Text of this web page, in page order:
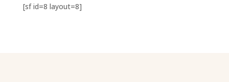
[sf id=8 layout=8]